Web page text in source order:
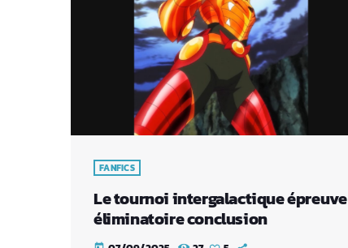
FANFICS
Le tournoi intergalactique épreuve
éliminatoire conclusion